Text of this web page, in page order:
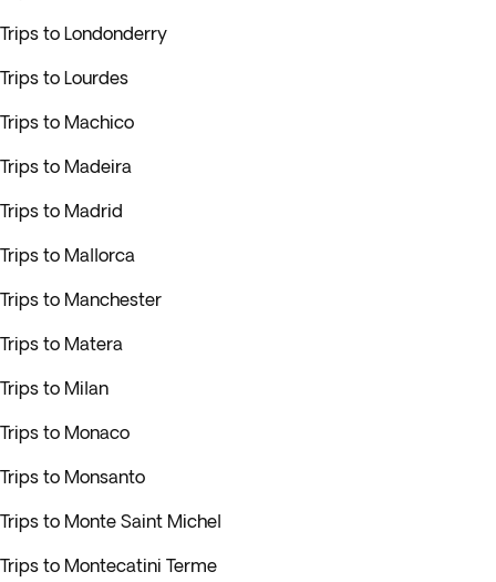
Trips to Londonderry
Trips to Lourdes
Trips to Machico
Trips to Madeira
Trips to Madrid
Trips to Mallorca
Trips to Manchester
Trips to Matera
Trips to Milan
Trips to Monaco
Trips to Monsanto
Trips to Monte Saint Michel
Trips to Montecatini Terme